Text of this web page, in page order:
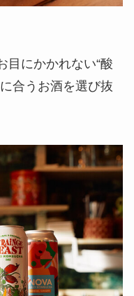
目にかかれない“酸
合うお酒を選び抜